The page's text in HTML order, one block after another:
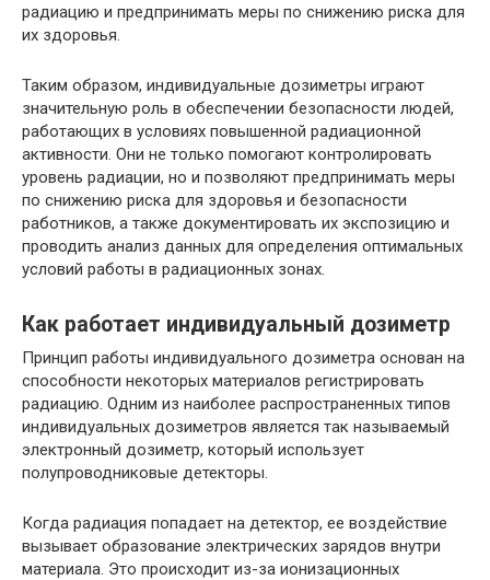
радиацию и предпринимать меры по снижению риска для
их здоровья.
Таким образом, индивидуальные дозиметры играют
значительную роль в обеспечении безопасности людей,
работающих в условиях повышенной радиационной
активности. Они не только помогают контролировать
уровень радиации, но и позволяют предпринимать меры
по снижению риска для здоровья и безопасности
работников, а также документировать их экспозицию и
проводить анализ данных для определения оптимальных
условий работы в радиационных зонах.
Как работает индивидуальный дозиметр
Принцип работы индивидуального дозиметра основан на
способности некоторых материалов регистрировать
радиацию. Одним из наиболее распространенных типов
индивидуальных дозиметров является так называемый
электронный дозиметр, который использует
полупроводниковые детекторы.
Когда радиация попадает на детектор, ее воздействие
вызывает образование электрических зарядов внутри
материала. Это происходит из-за ионизационных